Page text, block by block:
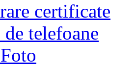
certificate
de telefoane